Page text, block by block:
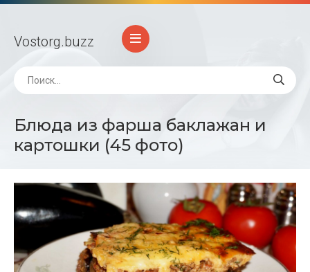
Vostorg.buzz
Блюда из фарша баклажан и
картошки (45 фото)